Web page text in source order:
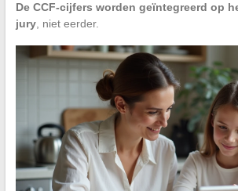
De CCF-cijfers worden geïntegreerd op
jury, niet eerder.